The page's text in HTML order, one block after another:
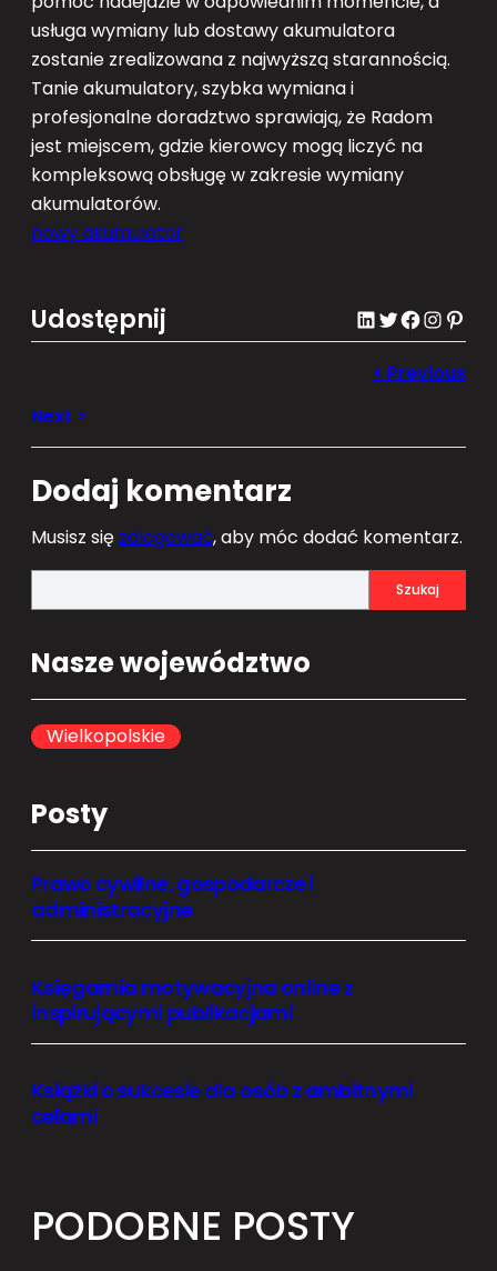
usługa wymiany lub dostawy akumulatora
zostanie zrealizowana z najwyższą starannością.
Tanie akumulatory, szybka wymiana i
profesjonalne doradztwo sprawiają, że Radom
jest miejscem, gdzie kierowcy mogą liczyć na
kompleksową obsługę w zakresie wymiany
akumulatorów.
nowy akumulator
Udostępnij LinkedIn Twitter Facebook Instagram Pinterest
Dodaj komentarz
Musisz się zalogować, aby móc dodać komentarz.
e
r
c
h
Szukaj
Nasze województwo
Wielkopolskie
Posty
Prawo cywilne, gospodarcze i
administracyjne
Księgarnia motywacyjna online z
inspirującymi publikacjami
Książki o sukcesie dla osób z ambitnymi
celami
PODOBNE POSTY